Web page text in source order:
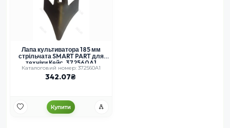
Лапа культиватора 185 мм
стрільчата SMART PART для
техніки Кейс, 372560A1
Каталоговий номер: 372560A1
342.07
Купити